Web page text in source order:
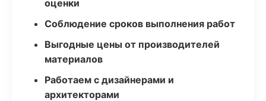
оценки
Соблюдение сроков выполнения работ
Выгодные цены от производителей
материалов
Работаем с дизайнерами и
архитекторами